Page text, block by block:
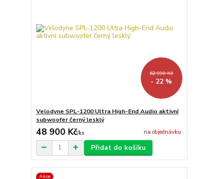
62 990 Kč
- 22 %
Velodyne SPL-1200 Ultra High-End Audio aktivní
subwoofer černý lesklý
48 900 Kč/ks na objednávku
Přidat do košíku
Akce